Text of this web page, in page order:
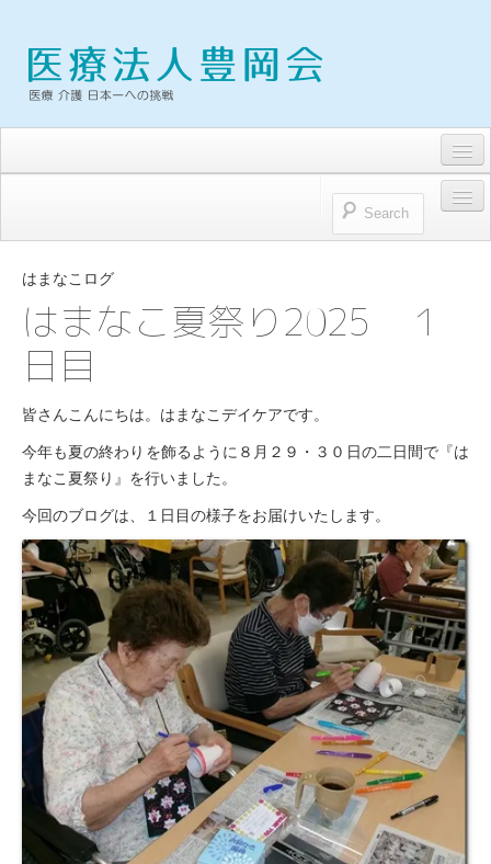
お問い合わせ
プライバシーポリシー
医療法人豊岡会
医療法人豊岡会 理念
浜松とよおか病院
豊橋元町病院
入院透析について
透析センターご紹介
透析・入院透析
介護老人保健施設
はまなこ介護老人保健施設
三田介護老人保健施設
滝町介護老人保健施設
はまなこログ
はまなこ夏祭り2025 １
日目
皆さんこんにちは。はまなこデイケアです。
今年も夏の終わりを飾るように８月２９・３０日の二日間で『は
まなこ夏祭り』を行いました。
今回のブログは、１日目の様子をお届けいたします。